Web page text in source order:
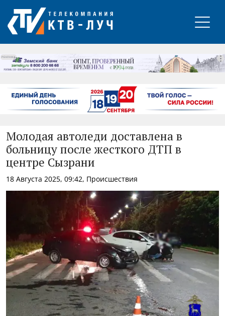
РЕКЛАМА
Молодая автоледи доставлена в
больницу после жесткого ДТП в
центре Сызрани
18 Августа 2025, 09:42, Происшествия